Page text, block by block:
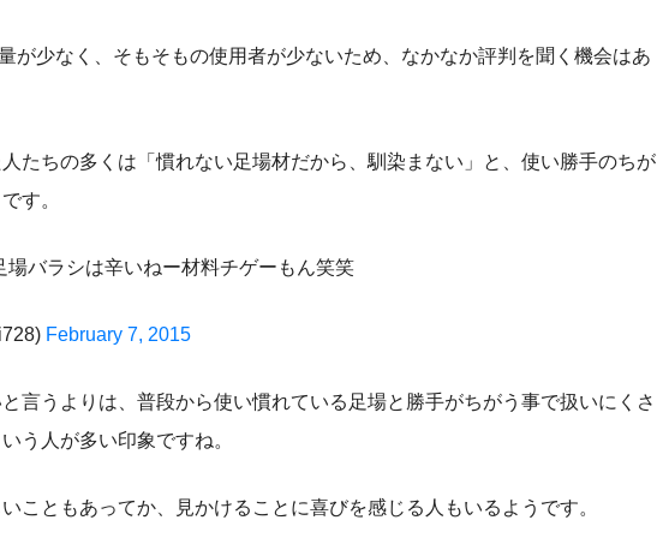
が少なく、そもそもの使用者が少ないため、なかなか評判を聞く機会はあ
たちの多くは「慣れない足場材だから、馴染まない」と、使い勝手のちが
す。
場バラシは辛いねー材料チゲーもん笑笑
February 7, 2015
言うよりは、普段から使い慣れている足場と勝手がちがう事で扱いにくさ
う人が多い印象ですね。
こともあってか、見かけることに喜びを感じる人もいるようです。